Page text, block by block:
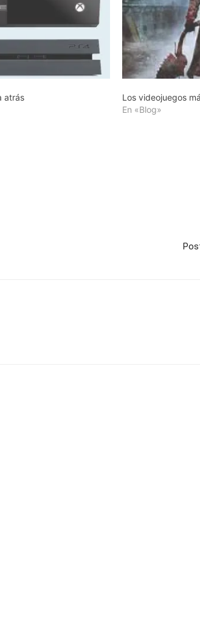
atrás
Los videojuegos
En «Blog»